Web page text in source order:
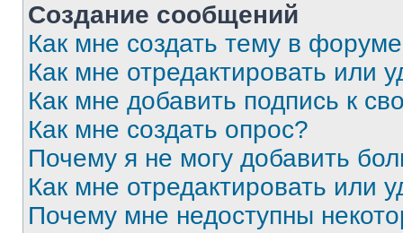
Создание сообщений
Как мне создать тему в
Как мне отредактировать или
Как мне добавить подпись к
Как мне создать опрос?
Почему я не могу добавить
Как мне отредактировать или
Почему мне недоступны